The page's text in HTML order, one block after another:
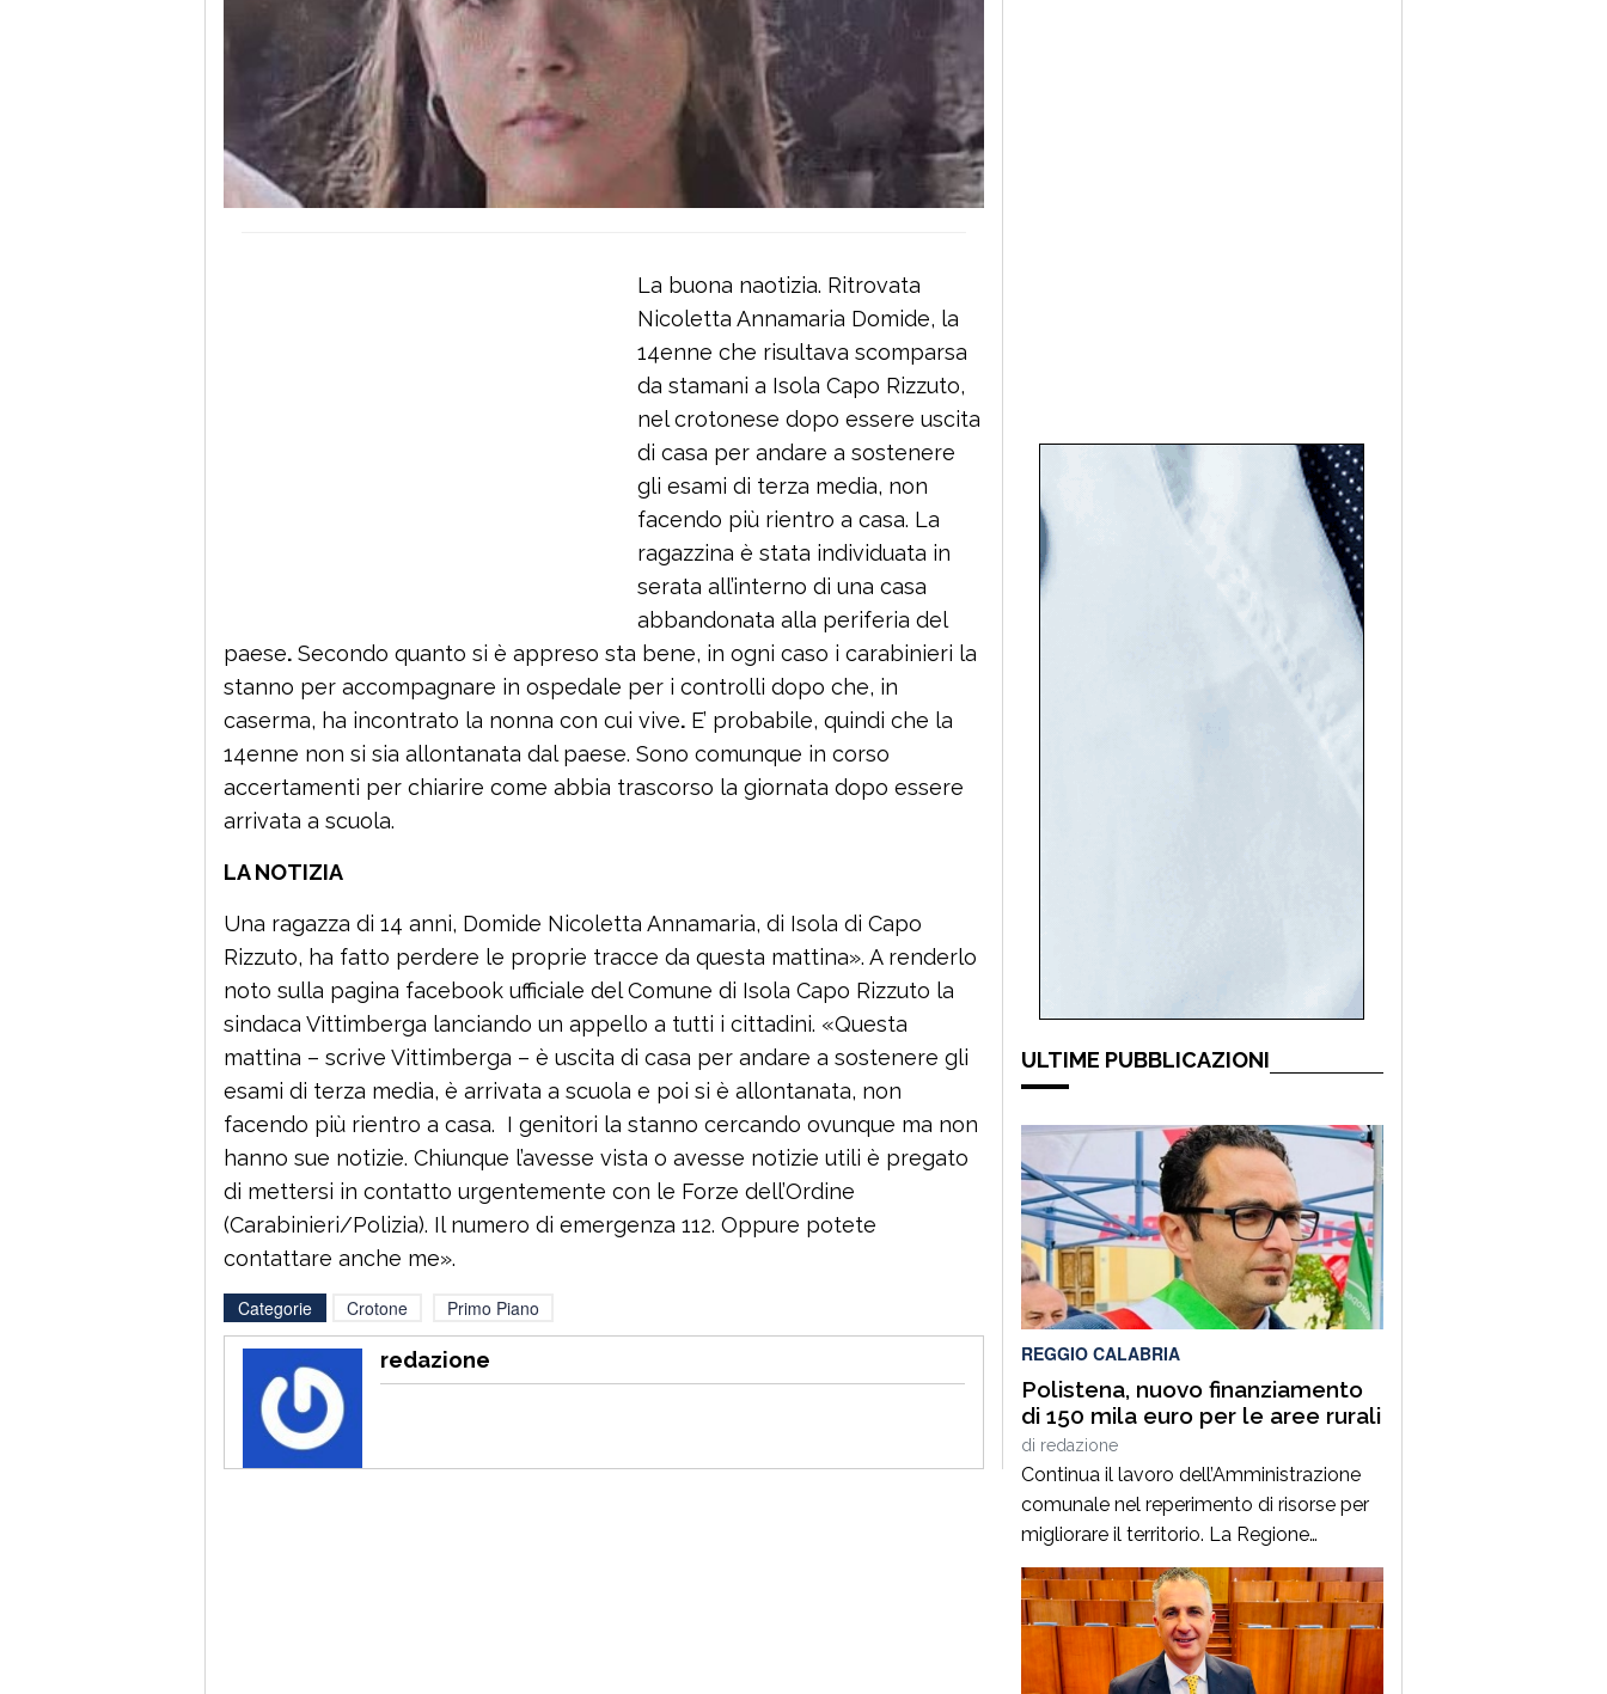
La buona naotizia. Ritrovata
Nicoletta Annamaria Domide, la
14enne che risultava scomparsa
da stamani a Isola Capo Rizzuto,
nel crotonese dopo essere uscita
di casa per andare a sostenere
gli esami di terza media, non
facendo più rientro a casa. La
ragazzina è stata individuata in
serata all’interno di una casa
abbandonata alla periferia del
paese. Secondo quanto si è appreso sta bene, in ogni caso i carabinieri la
stanno per accompagnare in ospedale per i controlli dopo che, in
caserma, ha incontrato la nonna con cui vive. E’ probabile, quindi che la
14enne non si sia allontanata dal paese. Sono comunque in corso
accertamenti per chiarire come abbia trascorso la giornata dopo essere
arrivata a scuola.
LA NOTIZIA
Una ragazza di 14 anni, Domide Nicoletta Annamaria, di Isola di Capo
Rizzuto, ha fatto perdere le proprie tracce da questa mattina». A renderlo
noto sulla pagina facebook ufficiale del Comune di Isola Capo Rizzuto la
sindaca Vittimberga lanciando un appello a tutti i cittadini. «Questa
mattina – scrive Vittimberga – è uscita di casa per andare a sostenere gli
esami di terza media, è arrivata a scuola e poi si è allontanata, non
facendo più rientro a casa. I genitori la stanno cercando ovunque ma non
hanno sue notizie. Chiunque l’avesse vista o avesse notizie utili è pregato
di mettersi in contatto urgentemente con le Forze dell’Ordine
(Carabinieri/Polizia). Il numero di emergenza 112. Oppure potete
contattare anche me».
Categorie Crotone Primo Piano
redazione
ULTIME PUBBLICAZIONI
REGGIO CALABRIA
Polistena, nuovo finanziamento
di 150 mila euro per le aree rurali
di redazione
Continua il lavoro dell’Amministrazione
comunale nel reperimento di risorse per
migliorare il territorio. La Regione
Calabria ha finanziato il progetto
presentato dal Comune di Polistena
nell’ambito dei piani per
l’infrastrutturazione delle aree rurali, con
un contributo di 150.000 euro.